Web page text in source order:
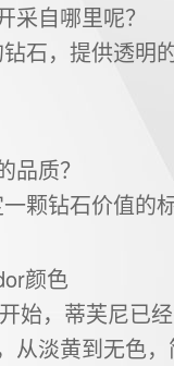
采自哪里呢？
石，提供透明
品质？
颗钻石价值的
颜色
始，蒂芙尼已
从淡黄到无色